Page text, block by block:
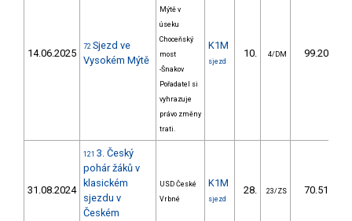
14.06.2025
72 Sjezd ve
Vysokém Mýtě
Mýtě v
úseku
Choceňský
most
-Šnakov
Pořadatel si
vyhrazuje
právo změny
trati.
K1M
sjezd
10. 4/DM 99.20
31.08.2024
121 3. Český
pohár žáků v
klasickém
sjezdu v
Českém
USD České
Vrbné
K1M
sjezd
28. 23/ZS 70.51